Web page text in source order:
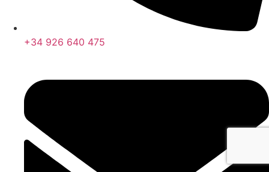
+34 926 640 475